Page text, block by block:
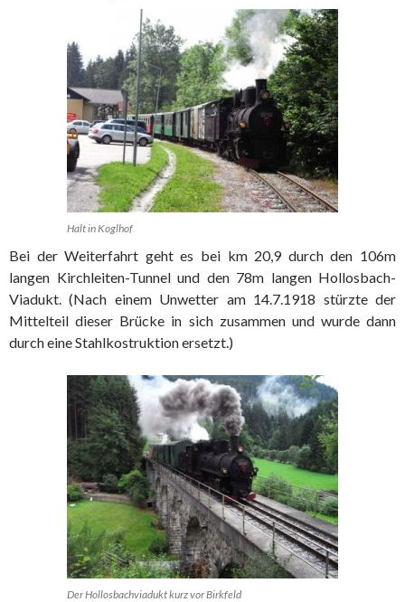
Halt in Koglhof
Bei der Weiterfahrt geht es bei km 20,9 durch den 106m
langen Kirchleiten-Tunnel und den 78m langen Hollosbach-
Viadukt. (Nach einem Unwetter am 14.7.1918 stürzte der
Mittelteil dieser Brücke in sich zusammen und wurde dann
durch eine Stahlkostruktion ersetzt.)
Der Hollosbachviadukt kurz vor Birkfeld